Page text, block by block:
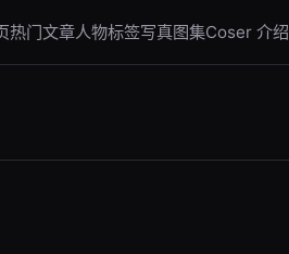
热门文章人物标签写真图集Coser 介绍